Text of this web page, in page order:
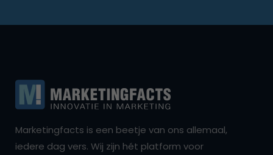
Marketingfacts is een beetje van ons allemaal,
iedere dag vers. Wij zijn hét platform voor